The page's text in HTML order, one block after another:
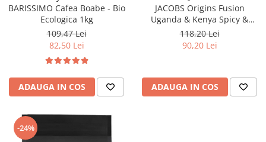
BARISSIMO Cafea Boabe - Bio
Ecologica 1kg
109,47 Lei
82,50 Lei
ADAUGA IN COS
JACOBS Origins Fusion
Uganda & Kenya Spicy &
Nutty - Cafea Boabe 1kg
118,20 Lei
90,20 Lei
ADAUGA IN COS
-24%